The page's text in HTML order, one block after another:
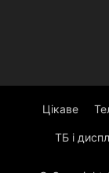
Цікаве
ТБ і